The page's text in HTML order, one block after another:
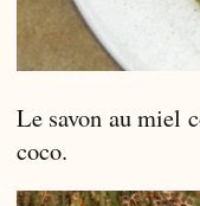
Le savon au miel
coco.